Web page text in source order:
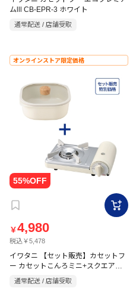
ムlll CB-EPR-3 ホワイト
通常配送 / 店舗受取
オンラインストア限定価格
￥4,980
税込￥5,478
イワタニ 【セット販売】カセットフ
ー カセットこんろミニ+スクエアポ
ット20 ホワイト
通常配送 / 店舗受取